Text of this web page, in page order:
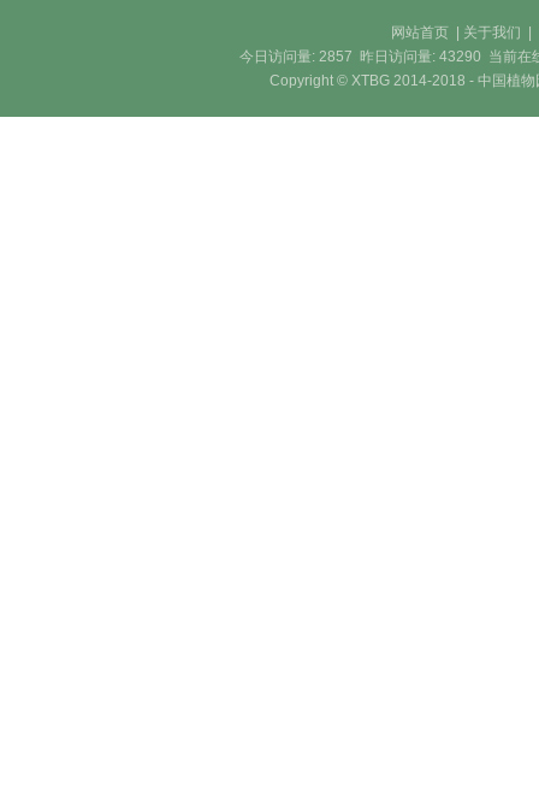
网站首页 关于我们
今日访问量:2857 昨日访问量:43290 当前在
Copyright © XTBG 2014-2018 - 中国